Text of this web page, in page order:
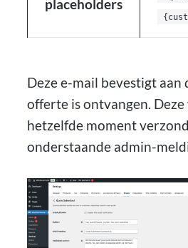
placeholders
Deze e-mail bevestigt aan
offerte is ontvangen.
hetzelfde moment
onderstaande admin-